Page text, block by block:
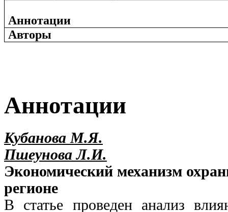
Аннотации
Авторы
Аннотации
Кубанова М.Я.
Пшеунова Л.И.
Экономический механизм
регионе
В статье проведен анализ